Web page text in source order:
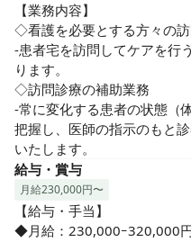
【業務内容】
◇看護を必要とする方々の
-患者宅を訪問してケアを行
ります。
◇訪問診療の補助業務
-常に変化する患者の状態（
把握し、医師の指示のもと
いたします。
給与・賞与
月給230,000円〜
【給与・手当】
◆月給：230,000ｰ320,000